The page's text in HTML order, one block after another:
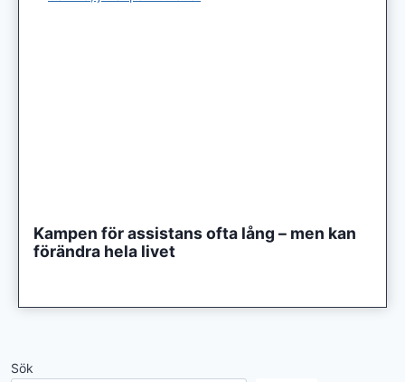
Kampen för assistans ofta lång – men kan
förändra hela livet
Sök